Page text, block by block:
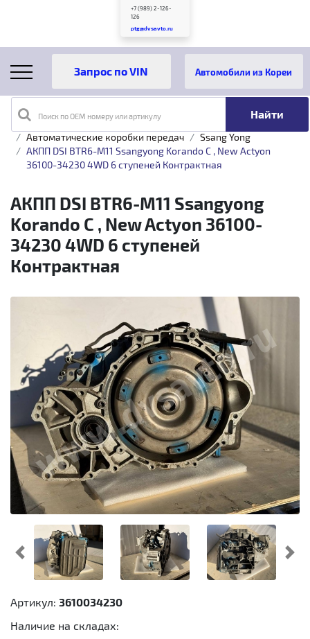
+7 (989) 2-126-
126
ptg@dvsavto.ru
Поиск по OEM номеру или артикулу
Автомобили из Кореи
Главная Каталог товаров
Трансмиссия
Автоматические коробки передач
Ssang Yong
АКПП DSI BTR6-M11 Ssangyong Korando C , New Actyon
36100-34230 4WD 6 ступеней Контрактная
АКПП DSI BTR6-M11 Ssangyong
Korando C , New Actyon 36100-
34230 4WD 6 ступеней
Контрактная
Предыдущий
Артикул: 3610034230
Наличие на складах: